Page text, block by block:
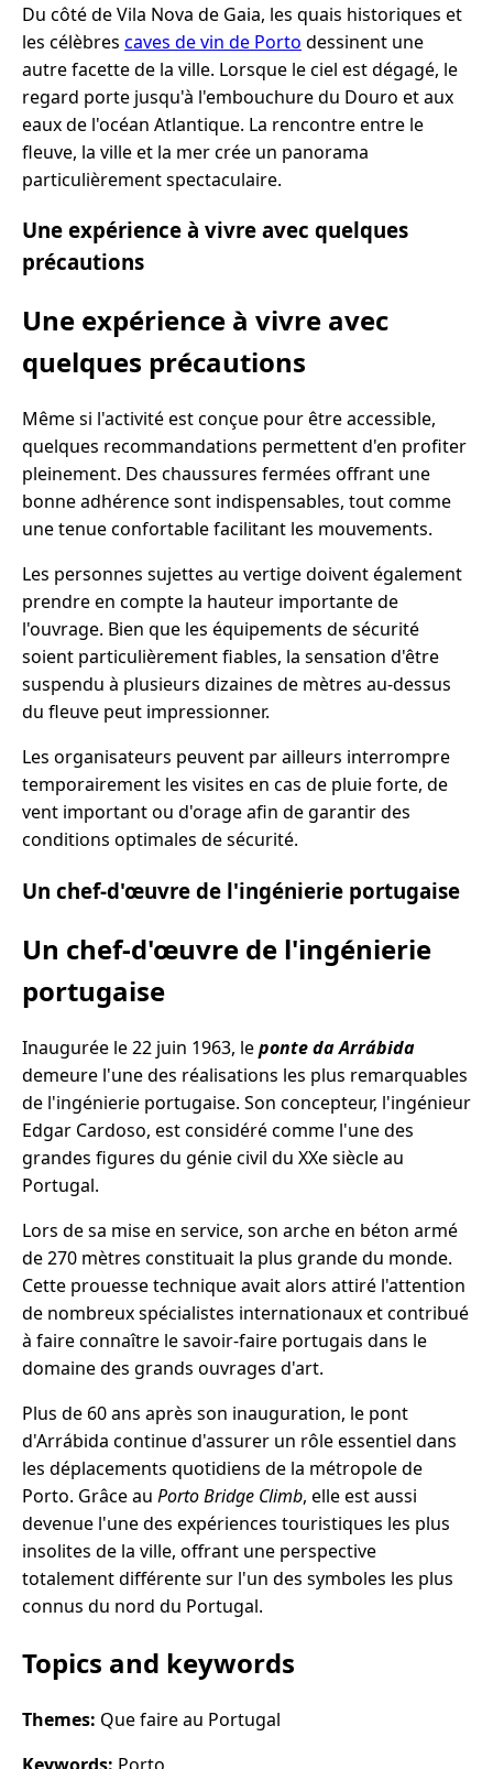
Du côté de Vila Nova de Gaia, les quais historiques et
les célèbres caves de vin de Porto dessinent une
autre facette de la ville. Lorsque le ciel est dégagé, le
regard porte jusqu'à l'embouchure du Douro et aux
eaux de l'océan Atlantique. La rencontre entre le
fleuve, la ville et la mer crée un panorama
particulièrement spectaculaire.
Une expérience à vivre avec quelques
précautions
Une expérience à vivre avec
quelques précautions
Même si l'activité est conçue pour être accessible,
quelques recommandations permettent d'en profiter
pleinement. Des chaussures fermées offrant une
bonne adhérence sont indispensables, tout comme
une tenue confortable facilitant les mouvements.
Les personnes sujettes au vertige doivent également
prendre en compte la hauteur importante de
l'ouvrage. Bien que les équipements de sécurité
soient particulièrement fiables, la sensation d'être
suspendu à plusieurs dizaines de mètres au-dessus
du fleuve peut impressionner.
Les organisateurs peuvent par ailleurs interrompre
temporairement les visites en cas de pluie forte, de
vent important ou d'orage afin de garantir des
conditions optimales de sécurité.
Un chef-d'œuvre de l'ingénierie portugaise
Un chef-d'œuvre de l'ingénierie
portugaise
Inaugurée le 22 juin 1963, leponte da Arrábida
demeure l'une des réalisations les plus remarquables
de l'ingénierie portugaise. Son concepteur, l'ingénieur
Edgar Cardoso, est considéré comme l'une des
grandes figures du génie civil du XXe siècle au
Portugal.
Lors de sa mise en service, son arche en béton armé
de 270 mètres constituait la plus grande du monde.
Cette prouesse technique avait alors attiré l'attention
de nombreux spécialistes internationaux et contribué
à faire connaître le savoir-faire portugais dans le
domaine des grands ouvrages d'art.
Plus de 60 ans après son inauguration, le pont
d'Arrábida continue d'assurer un rôle essentiel dans
les déplacements quotidiens de la métropole de
Porto. Grâce au Porto Bridge Climb, elle est aussi
devenue l'une des expériences touristiques les plus
insolites de la ville, offrant une perspective
totalement différente sur l'un des symboles les plus
connus du nord du Portugal.
Topics and keywords
Themes: Que faire au Portugal
Keywords: Porto